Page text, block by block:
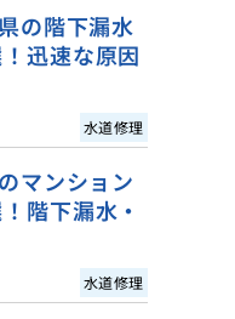
の階下漏水
迅速な原因
水道修理
マンション
階下漏水・
水道修理